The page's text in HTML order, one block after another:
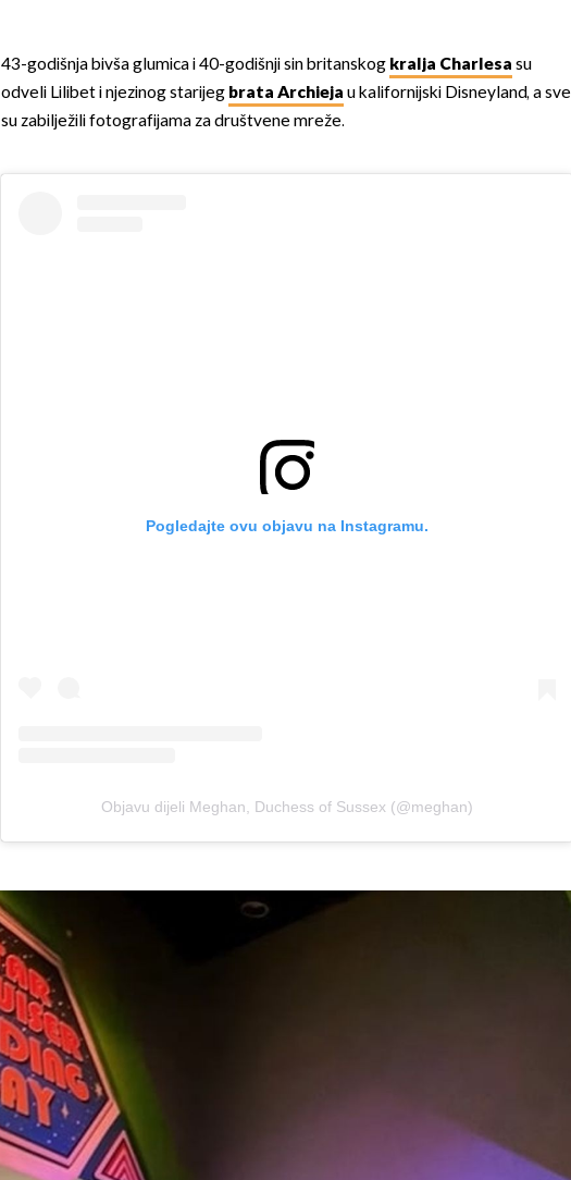
43-godišnja bivša glumica i 40-godišnji sin britanskog kralja Charlesa su
odveli Lilibet i njezinog starijeg brata Archieja u kalifornijski Disneyland, a sve
su zabilježili fotografijama za društvene mreže.
Pogledajte ovu objavu na Instagramu.
Objavu dijeli Meghan, Duchess of Sussex (@meghan)